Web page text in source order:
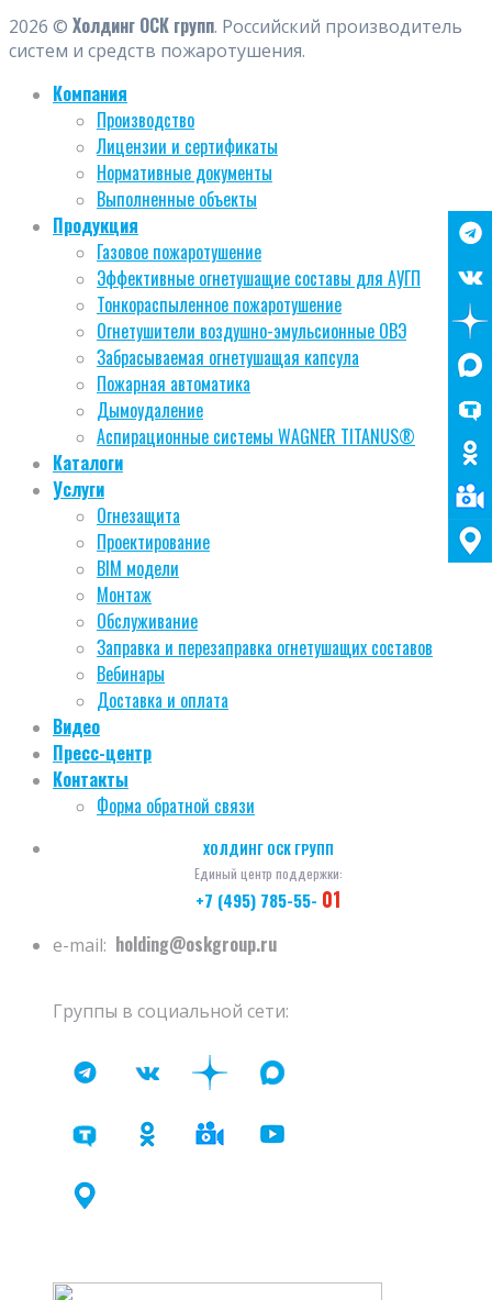
2026 © Холдинг ОСК групп. Российский производитель
систем и средств пожаротушения.
Компания
Производство
Лицензии и сертификаты
Нормативные документы
Выполненные объекты
Продукция
Газовое пожаротушение
Эффективные огнетушащие составы для АУГП
Тонкораспыленное пожаротушение
Огнетушители воздушно-эмульсионные ОВЭ
Забрасываемая огнетушащая капсула
Пожарная автоматика
Дымоудаление
Аспирационные системы WAGNER TITANUS®
Каталоги
Услуги
Огнезащита
Проектирование
BIM модели
Монтаж
Обслуживание
Заправка и перезаправка огнетушащих составов
Вебинары
Доставка и оплата
Видео
Пресс-центр
Контакты
Форма обратной связи
ХОЛДИНГ ОСК ГРУПП
Единый центр поддержки:
+7 (495) 785-55- 01
e-mail: holding@oskgroup.ru
Группы в социальной сети: